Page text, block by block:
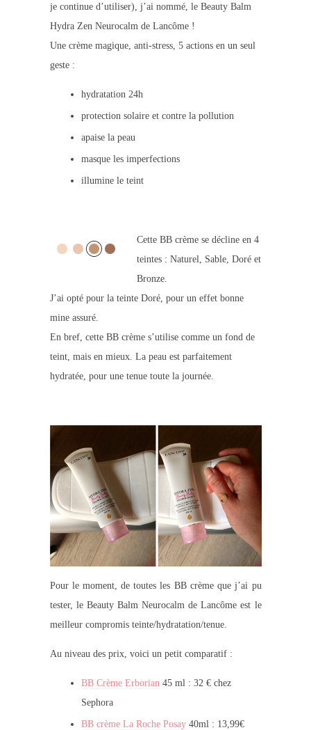
je continue d’utiliser), j’ai nommé, le Beauty Balm
Hydra Zen Neurocalm de Lancôme !
Une crème magique, anti-stress, 5 actions en un seul
geste :
hydratation 24h
protection solaire et contre la pollution
apaise la peau
masque les imperfections
illumine le teint
Cette BB crème se décline en 4
teintes : Naturel, Sable, Doré et
Bronze.
J’ai opté pour la teinte Doré, pour un effet bonne
mine assuré.
En bref, cette BB crème s’utilise comme un fond de
teint, mais en mieux. La peau est parfaitement
hydratée, pour une tenue toute la journée.
Pour le moment, de toutes les BB crème que j’ai pu
tester, le Beauty Balm Neurocalm de Lancôme est le
meilleur compromis teinte/hydratation/tenue.
Au niveau des prix, voici un petit comparatif :
BB Crème Erborian 45 ml : 32 € chez
Sephora
BB crème La Roche Posay40ml : 13,99€